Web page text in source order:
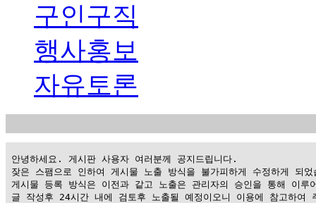
구인구직
행사홍보
자유토론
안녕하세요. 게시판 사용자 여러분께 공지드립니다.
잦은 스팸으로 인하여 게시물 노출 방식을 불가피하게 수정하게 되었
게시물 등록 방식은 이전과 같고 노출은 관리자의 승인을 통해 이루
글 작성후 24시간 내에 검토후 노출될 예정이오니 이용에 참고하여